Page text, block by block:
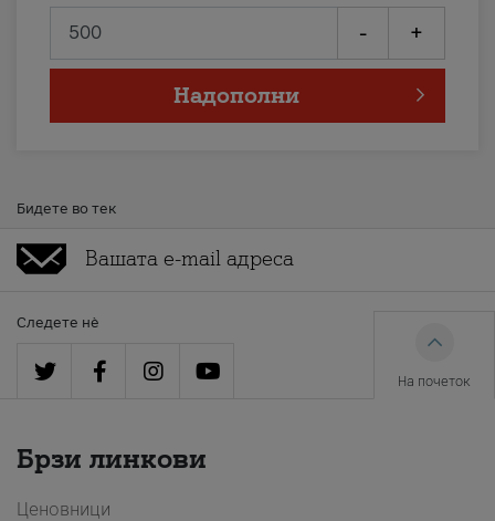
- +
Надополни
Бидете во тек
Следете нè
На почеток
Брзи линкови
Ценовници